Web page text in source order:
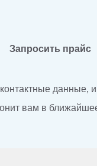
Запросить прайс
данные,
вам в